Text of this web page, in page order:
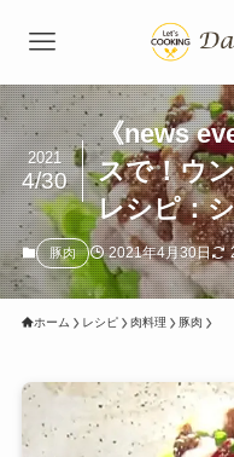
《news
スで！ウ
レシピ：
2021
4/30
豚肉 2021年4月30日
ホーム レシピ 肉料理 豚肉